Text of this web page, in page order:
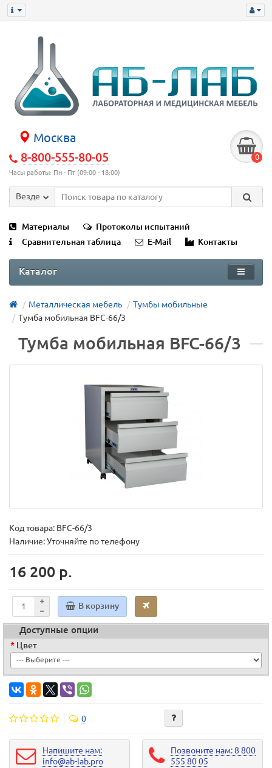
Москва
8-800-555-80-05
Часы работы: Пн - Пт (09:00 - 18:00)
0
Везде
Материалы
Протоколы испытаний
Сравнительная таблица
E-Mail Контакты
Каталог
Металлическая мебель
Тумбы мобильные
Тумба мобильная BFC-66/3
Тумба мобильная BFC-66/3
Код товара: BFC-66/3
Наличие: Уточняйте по телефону
16 200 р.
В корзину
Доступные опции
Цвет
0
Напишите нам:
info@ab-lab.pro
Позвоните нам: 8 800
555 80 05